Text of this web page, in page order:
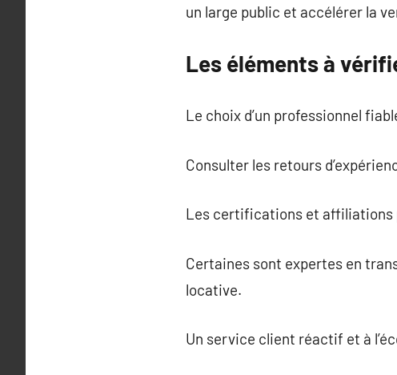
un large public et accélérer la
Les éléments à
Le choix d’un professionnel
Consulter les retours
Les certifications et affiliations
Certaines sont expertes en
locative.
Un service client réactif et à